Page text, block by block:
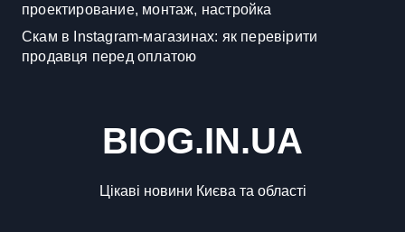
проектирование, монтаж, настройка
Скам в Instagram-магазинах: як перевірити
продавця перед оплатою
BIOG.IN.UA
Цікаві новини Києва та області